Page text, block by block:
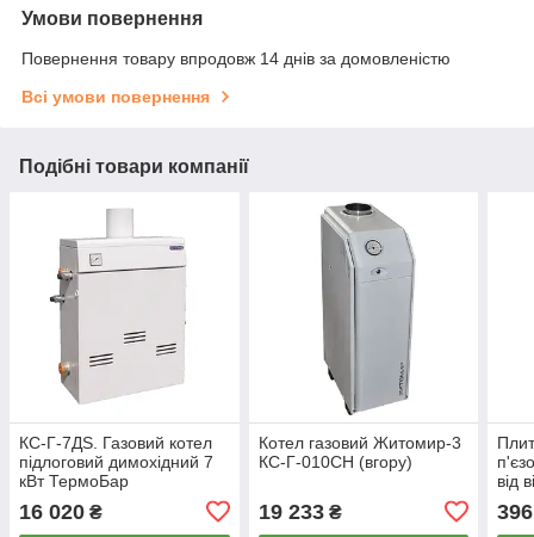
Умови повернення
Повернення товару впродовж 14 днів за домовленістю
Всі умови повернення
Подібні товари компанії
КС-Г-7ДS. Газовий котел
підлоговий димохідний 7
кВт ТермоБар
16 020 ₴
Котел газовий Житомир-3
КС-Г-010СН (вгору)
19 233₴
від
396